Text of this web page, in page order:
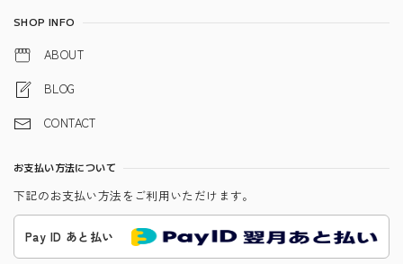
SHOP INFO
ABOUT
BLOG
CONTACT
お支払い方法について
下記のお支払い方法をご利用いただけます。
Pay ID あと払い